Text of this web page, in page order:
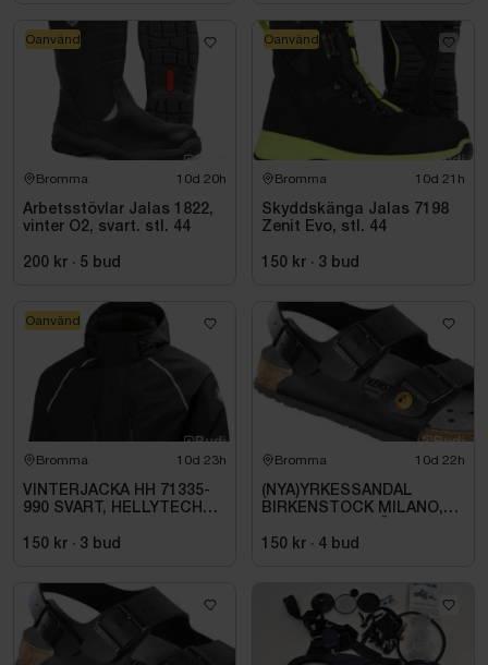
Bromma 10d 20h
Arbetsstövlar Jalas 1822,
vinter O2, svart. stl. 44
200 kr · 5 bud
Oanvänd
Bromma 10d 21h
Skyddskänga Jalas 7198
Zenit Evo, stl. 44
150 kr · 3 bud
Oanvänd
Bromma 10d 23h
VINTERJACKA HH 71335-
990 SVART, HELLYTECH
150 kr · 3 bud
Oanvänd
Bromma 10d 22h
(NYA)YRKESSANDAL
BIRKENSTOCK MILANO,
SVART. STL 42
150 kr · 4 bud